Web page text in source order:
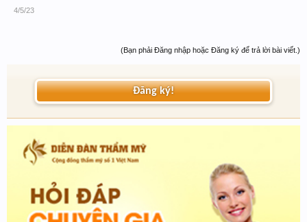
4/5/23
(Bạn phải Đăng nhập hoặc Đăng ký để trả lời bài viết.)
Đăng ký!